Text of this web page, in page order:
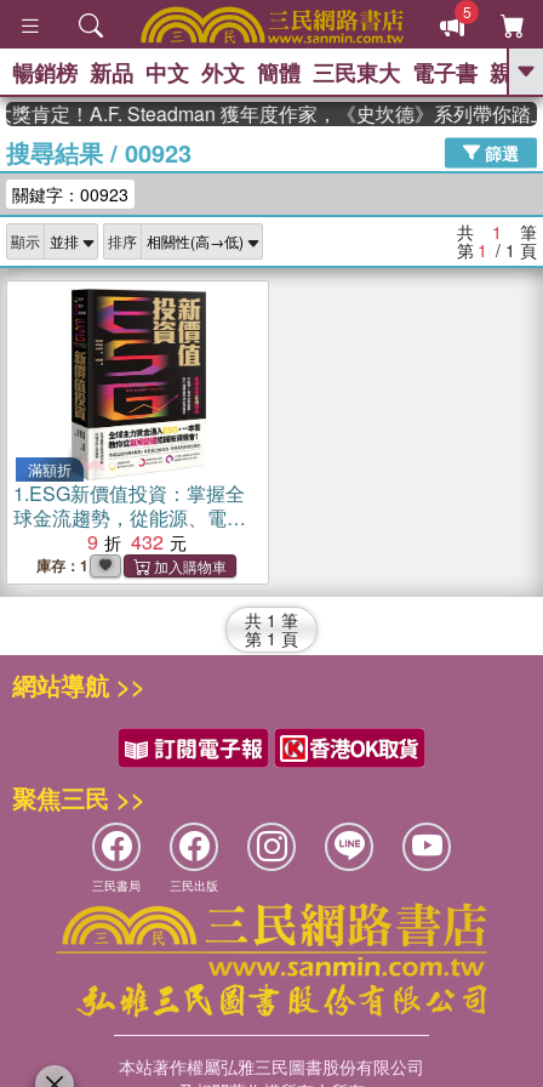
5
GO
高希均教授回憶錄
、 The Odyssey 、 父親節 、 如果歷
獎 臺灣漫遊錄 、 方念華 、 台灣的李
登輝時代
數學女孩：黎曼猜想 、
偉大的迷走神經
暢銷榜 新品 中文 外文 簡體 三民東大 電子書 親子
肯定！A.F. Steadman 獲年度作家，《史坎德》系列帶你踏
搜尋結果/ 00923
篩選
關鍵字：00923
顯示 排序 共 1 筆
第 1 / 1 頁
滿額折
1.ESG新價值投資：掌握全
球金流趨勢，從能源、電池
到電動車，散戶穩健獲利的
投資機會
9 432
庫存：1
共 1 筆
第 1 頁
網站導航 >>
聚焦三民 >>
三民書局 三民出版
本站著作權屬弘雅三民圖書股份有限公司